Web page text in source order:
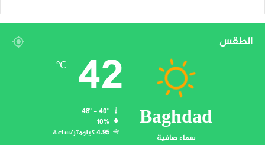
الطقس
Baghdad
سماء صافية
42
℃
10%
4.95 كيلومتر/ساعة